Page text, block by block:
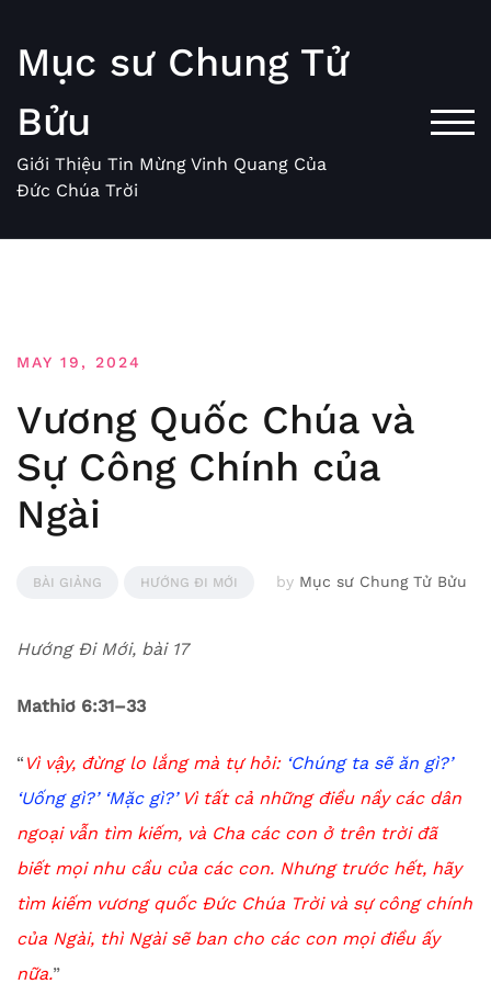
content
Mục sư Chung Tử
Bửu
Giới Thiệu Tin Mừng Vinh Quang Của
Đức Chúa Trời
MAY 19, 2024
Vương Quốc Chúa và
Sự Công Chính của
Ngài
BÀI GIẢNG HƯỚNG ĐI MỚI by Mục sư Chung Tử Bửu
Hướng Đi Mới, bài 17
Mathiơ 6:31–33
“ Vì vậy, đừng lo lắng mà tự hỏi: ‘Chúng ta sẽ ăn gì?’
‘Uống gì?’ ‘Mặc gì?’ Vì tất cả những điều nầy các dân
ngoại vẫn tìm kiếm, và Cha các con ở trên trời đã
biết mọi nhu cầu của các con. Nhưng trước hết, hãy
tìm kiếm vương quốc Đức Chúa Trời và sự công chính
của Ngài, thì Ngài sẽ ban cho các con mọi điều ấy
nữa.”